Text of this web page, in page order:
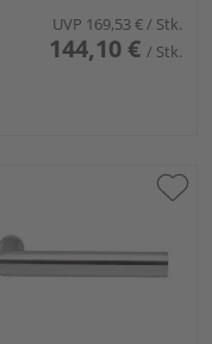
PROF Edelst. ma.
UVP 169,53 €/ Stk.
144,10 € / Stk.